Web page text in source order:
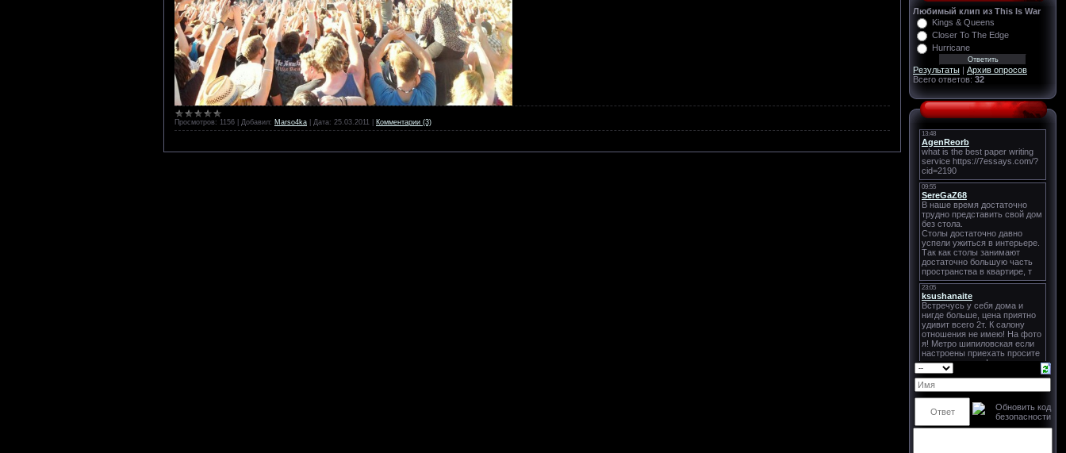
Просмотров: 1156 Добавил: Marso4ka Дата: 25.03.2011 Комментарии (3)
Любимый клип из This Is War
Kings & Queens
Closer To The Edge
Hurricane
Результаты | Архив опросов
Всего ответов: 32